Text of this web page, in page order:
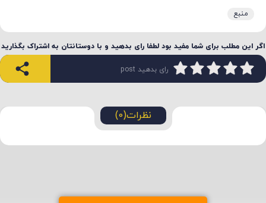
منبع
اگر این مطلب برای شما مفید بود لطفا رای بدهید و با دوستانتان به اشتراک بگذارید
رای بدهید post
نظرات(0)